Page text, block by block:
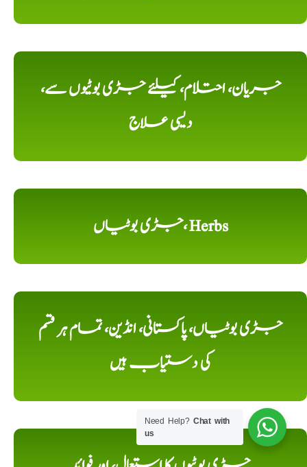
جریان، احتلام، کیلئے جڑی بوٹیوں سے،
دیسی علاج
جڑی بوٹیاں، Herbs
جڑی بوٹیاں، پاکستانی، انڈین، تمام ہر قسم
کی دستیاب ہیں
Need Help?Chat with
us